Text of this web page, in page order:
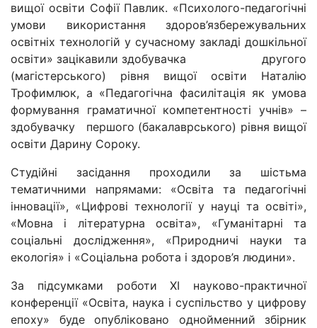
вищої освіти Софії Павлик. «Психолого-педагогічні
умови використання здоров’язбережувальних
освітніх технологій у сучасному закладі дошкільної
освіти» зацікавили здобувачка другого
(магістерського) рівня вищої освіти Наталію
Трофимлюк, а «Педагогічна фасилітація як умова
формування граматичної компетентності учнів» –
здобувачку першого (бакалаврського) рівня вищої
освіти Дарину Сороку.
Студійні засідання проходили за шістьма
тематичними напрямами: «Освіта та педагогічні
інновації», «Цифрові технології у науці та освіті»,
«Мовна і літературна освіта», «Гуманітарні та
соціальні дослідження», «Природничі науки та
екологія» і «Соціальна робота і здоров’я людини».
За підсумками роботи ХІ науково-практичної
конференції «Освіта, наука і суспільство у цифрову
епоху» буде опубліковано однойменний збірник